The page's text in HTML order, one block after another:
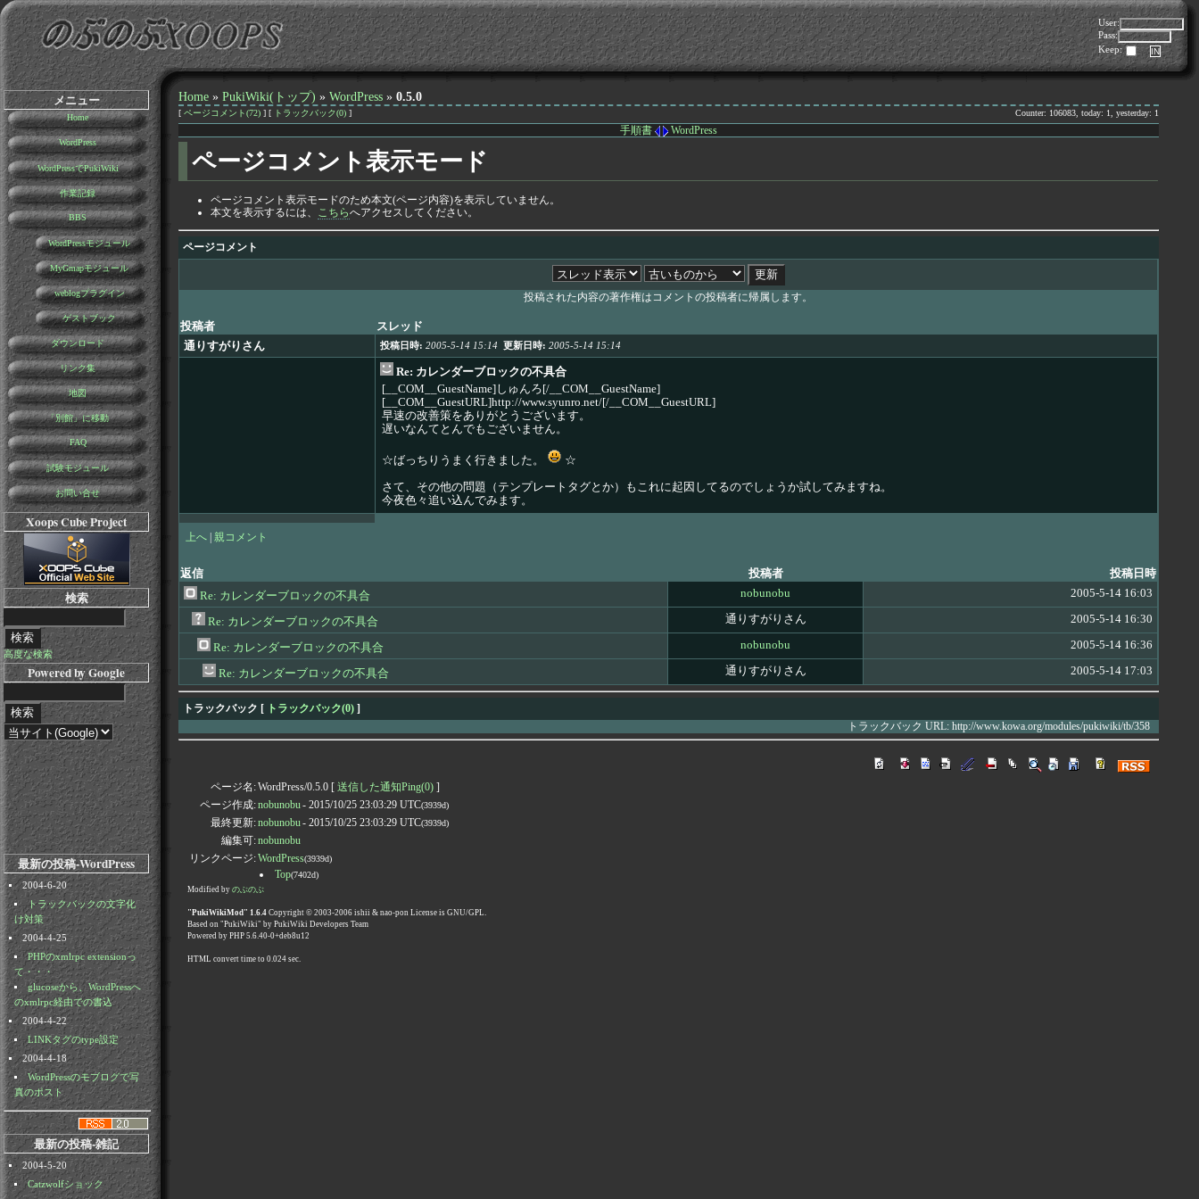
User:
Pass:
Keep:
メニュー
Home
WordPress
WordPressでPukiWiki
作業記録
BBS
WordPressモジュール
MyGmapモジュール
weblogプラグイン
ゲストブック
ダウンロード
リンク集
地図
「別館」に移動
FAQ
試験モジュール
お問い合せ
Xoops Cube Project
検索
高度な検索
Powered by Google
最新の投稿-WordPress
2004-6-20
トラックバックの文字化
け対策
2004-4-25
PHPのxmlrpc extensionっ
て・・・
glucoseから、WordPressへ
のxmlrpc経由での書込
2004-4-22
LINKタグのtype設定
2004-4-18
WordPressのモブログで写
真のポスト
最新の投稿-雑記
2004-5-20
Catzwolfショック
Home » PukiWiki(トップ) » WordPress » 0.5.0
[ ページコメント(72) ] [ トラックバック(0) ] Counter: 106083, today: 1, yesterday: 1
手順書 WordPress
ページコメント表示モード
ページコメント表示モードのため本文(ページ内容)を表示していません。
本文を表示するには、 こちらへアクセスしてください。
ページコメント
投稿された内容の著作権はコメントの投稿者に帰属します。
投稿者
スレッド
通りすがりさん
投稿日時: 2005-5-14 15:14 更新日時: 2005-5-14 15:14
Re: カレンダーブロックの不具合
[__COM__GuestName]しゅんろ[/__COM__GuestName]
[__COM__GuestURL]http://www.syunro.net/[/__COM__GuestURL]
早速の改善策をありがとうございます。
遅いなんてとんでもございません。
☆ばっちりうまく行きました。
☆
さて、その他の問題（テンプレートタグとか）もこれに起因してるのでしょうか試してみますね。
今夜色々追い込んでみます。
上へ 親コメント
返信 投稿者
投稿日時
Re: カレンダーブロックの不具合
nobunobu 2005-5-14 16:03
Re: カレンダーブロックの不具合 通りすがりさん 2005-5-14 16:30
Re: カレンダーブロックの不具合 nobunobu 2005-5-14 16:36
Re: カレンダーブロックの不具合 通りすがりさん 2005-5-14 17:03
トラックバック [ トラックバック(0) ]
トラックバック URL: http://www.kowa.org/modules/pukiwiki/tb/358
ページ名:WordPress/0.5.0 [ 送信した通知Ping(0) ]
ページ作成:nobunobu- 2015/10/25 23:03:29 UTC(3939d)
最終更新:nobunobu- 2015/10/25 23:03:29 UTC(3939d)
編集可:nobunobu
リンクページ:WordPress(3939d)
Top(7402d)
Modified by のぶのぶ
"PukiWikiMod" 1.6.4 Copyright © 2003-2006 ishii & nao-pon License is GNU/GPL.
Based on "PukiWiki" by PukiWiki Developers Team
Powered by PHP 5.6.40-0+deb8u12
HTML convert time to 0.024 sec.